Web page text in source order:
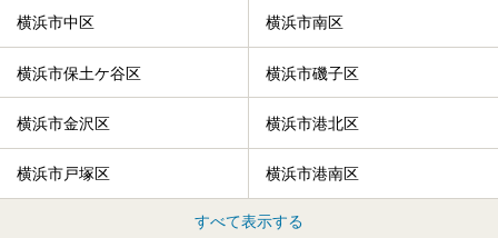
横浜市中区 横浜市南区
横浜市保土ケ谷区 横浜市磯子区
横浜市金沢区 横浜市港北区
横浜市戸塚区 横浜市港南区
すべて表示する